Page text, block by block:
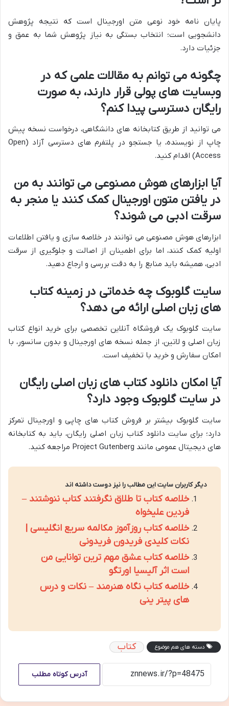
پایان نامه خود نوعی متن اورجینال است که نتیجه پژوهش
دانشجویی است؛ انتخاب بستگی به نیاز پژوهش شما به عمق و
جزئیات دارد.
چگونه می توانم به مقالات علمی که در
وبسایت های پولی قرار دارند، به صورت
رایگان دسترسی پیدا کنم؟
می توانید از طریق کتابخانه های دانشگاهی، درخواست نسخه پیش
چاپ از نویسنده، یا جستجو در پلتفرم های دسترسی آزاد (Open
Access) اقدام کنید.
آیا ابزارهای هوش مصنوعی می توانند به من
در یافتن متون اورجینال کمک کنند یا منجر به
سرقت ادبی می شوند؟
ابزارهای هوش مصنوعی می توانند در خلاصه سازی و یافتن اطلاعات
اولیه کمک کنند، اما برای اطمینان از اصالت و جلوگیری از سرقت
ادبی، همیشه باید منابع را به دقت بررسی و ارجاع دهید.
سایت گلوبوک چه خدماتی در زمینه کتاب
های زبان اصلی ارائه می دهد؟
سایت گلوبوک یک فروشگاه آنلاین تخصصی برای خرید انواع کتاب
زبان اصلی و لاتین، از جمله نسخه های اورجینال و بدون سانسور، با
امکان سفارش و خرید با تخفیف است.
آیا امکان دانلود کتاب های زبان اصلی رایگان
در سایت گلوبوک وجود دارد؟
سایت گلوبوک بیشتر بر فروش کتاب های چاپی و اورجینال تمرکز
دارد؛ برای سایت دانلود کتاب زبان اصلی رایگان، باید به کتابخانه
های دیجیتال عمومی مانند Project Gutenberg مراجعه کنید.
دیگر کاربران سایت این مطالب را نیز دوست داشته اند
خلاصه کتاب تا طلاق نگرفتند کتاب ننوشتند –
فردین علیخواه
خلاصه کتاب روزآموز مکالمه سریع انگلیسی |
نکات کلیدی فریدون فریدونی
خلاصه کتاب عشق مهم ترین توانایی من
است اثر آلیسیا اورتگو
خلاصه کتاب نگاه هنرمند – نکات و درس
های پیتر ینی
دسته های هم موضوع کتاب
آدرس کوتاه مطلب